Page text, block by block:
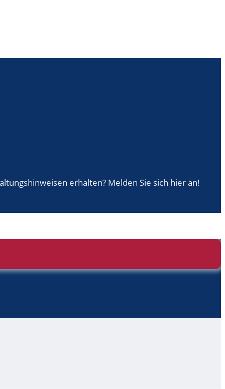
erhalten? Melden Sie sich hier an!